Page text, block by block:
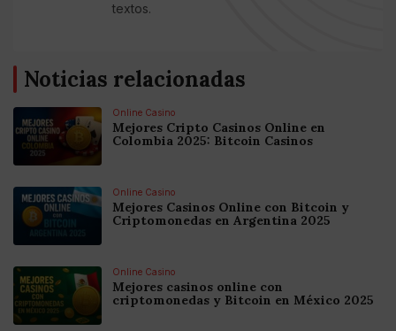
textos.
Noticias relacionadas
Online Casino
Mejores Cripto Casinos Online en
Colombia 2025: Bitcoin Casinos
Online Casino
Mejores Casinos Online con Bitcoin y
Criptomonedas en Argentina 2025
Online Casino
Mejores casinos online con
criptomonedas y Bitcoin en México 2025